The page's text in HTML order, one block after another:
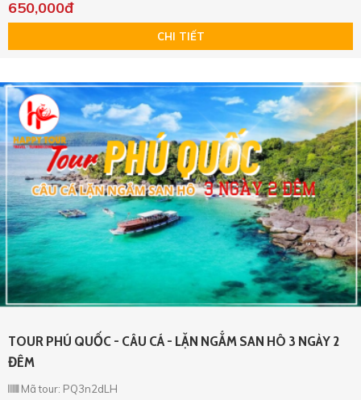
Xin mời Quý khách chọn thông tin cần tìm kiếm
Chọn nơi đi
Chọn nơi đến
Xin mời Quý khách chọn thông tin cần tìm kiếm
Chọn nơi đi
Chọn nơi đến
Xin mời Quý khách chọn thông tin cần tìm kiếm
Xin mời Quý khách chọn thông tin cần tìm kiếm
Chọn khu vực
Chọn loại
Khoảng giá
650,000đ
CHI TIẾT
TOUR PHÚ QUỐC - CÂU CÁ - LẶN NGẮM SAN HÔ 3 NGÀY 2
ĐÊM
Mã tour: PQ3n2dLH